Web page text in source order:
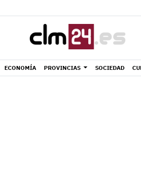
ECONOMÍA PROVINCIAS SOCIEDAD